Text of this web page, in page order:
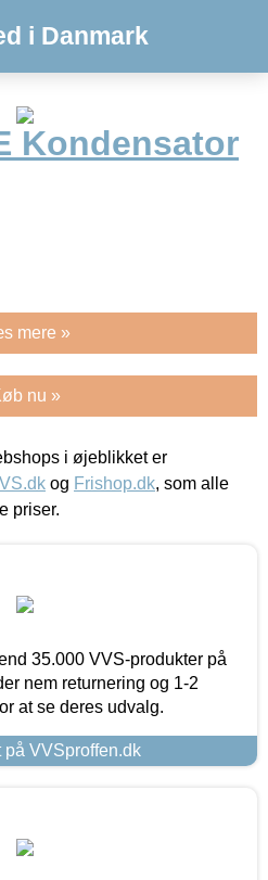
i Danmark
Kondensator
mere »
nu »
i øjeblikket er
og Frishop.dk, som alle
priser.
35.000 VVS-produkter på
nem returnering og 1-2
at se deres udvalg.
på VVSproffen.dk